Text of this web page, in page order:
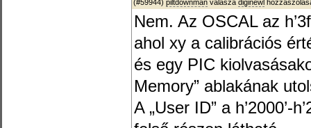
(#59944) piltdownman válasza diginewl
Nem. Az OSCAL az
ahol xy a calibrációs
és egy PIC
Memory” ablakának
A „User ID” a h’2000’-